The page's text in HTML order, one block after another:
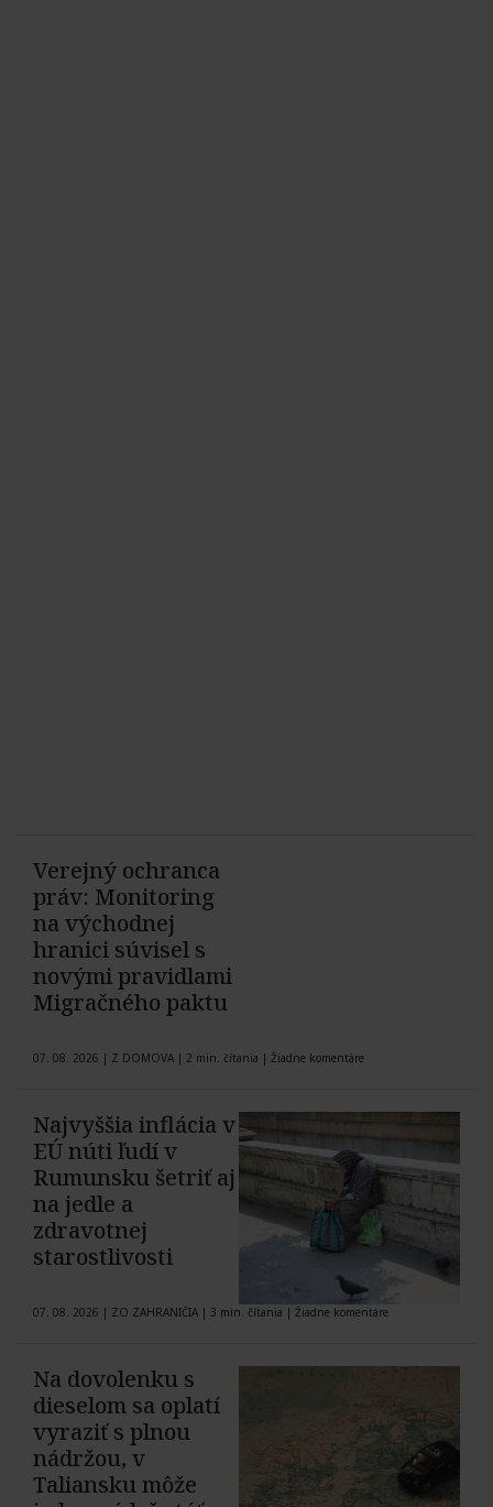
Verejný ochranca
práv: Monitoring
na východnej
hranici súvisel s
novými pravidlami
Migračného paktu
07. 08. 2026 | Z DOMOVA | 2 min. čítania | Žiadne komentáre
Najvyššia inflácia v
EÚ núti ľudí v
Rumunsku šetriť aj
na jedle a
zdravotnej
starostlivosti
07. 08. 2026 | ZO ZAHRANIČIA | 3 min. čítania | Žiadne komentáre
Na dovolenku s
dieselom sa oplatí
vyraziť s plnou
nádržou, v
Taliansku môže